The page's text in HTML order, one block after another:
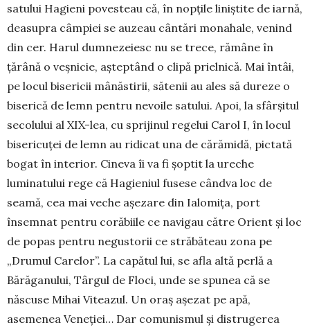
satului Hagieni povesteau că, în nopțile liniș­tite de iarnă,
deasupra câmpiei se auzeau cântări monahale, venind
din cer. Harul dumnezeiesc nu se trece, rămâne în
țărână o veșnicie, așteptând o clipă prielnică. Mai întâi,
pe locul bisericii mânăstirii, sătenii au ales să dureze o
biserică de lemn pentru nevoile satului. Apoi, la sfârșitul
secolului al XIX-lea, cu sprijinul regelui Carol I, în locul
bisericuței de lemn au ridi­cat una de cărămidă, pictată
bogat în interior. Cine­va îi va fi șoptit la ureche
luminatului rege că Ha­gie­niul fusese cândva loc de
seamă, cea mai veche așezare din Ialomița, port
însemnat pentru corăbiile ce navigau către Orient și loc
de popas pentru ne­gus­­torii ce străbăteau zona pe
„Drumul Carelor”. La capătul lui, se afla altă perlă a
Bărăganului, Târ­gul de Floci, unde se spunea că se
născuse Mihai Vitea­zul. Un oraș așezat pe apă,
asemenea Vene­ției… Dar comunismul și distruge­rea